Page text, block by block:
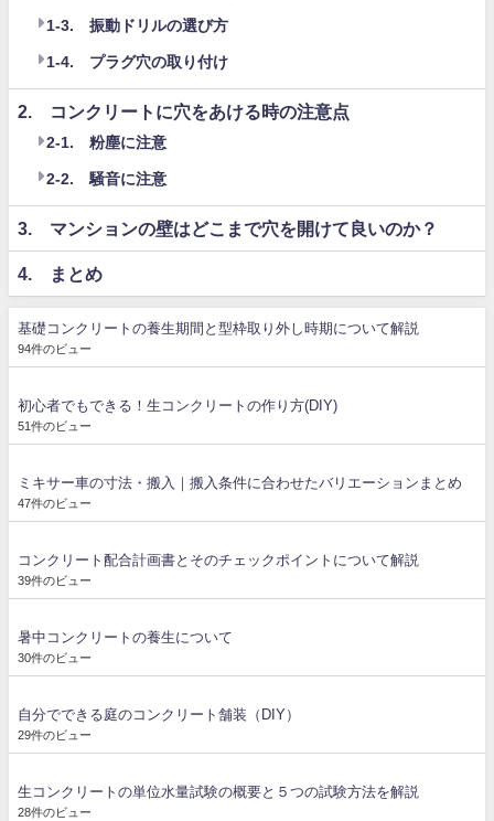
1-3. 振動ドリルの選び方
1-4. プラグ穴の取り付け
2. コンクリートに穴をあける時の注意点
2-1. 粉塵に注意
2-2. 騒音に注意
3. マンションの壁はどこまで穴を開けて良いのか？
4. まとめ
基礎コンクリートの養生期間と型枠取り外し時期について解説
94件のビュー
初心者でもできる！生コンクリートの作り方(DIY)
51件のビュー
ミキサー車の寸法・搬入｜搬入条件に合わせたバリエーションまとめ
47件のビュー
コンクリート配合計画書とそのチェックポイントについて解説
39件のビュー
暑中コンクリートの養生について
30件のビュー
自分でできる庭のコンクリート舗装（DIY）
29件のビュー
生コンクリートの単位水量試験の概要と５つの試験方法を解説
28件のビュー